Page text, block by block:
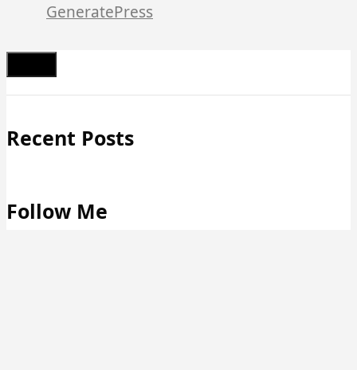
GeneratePress
Schließen
Recent Posts
Follow Me